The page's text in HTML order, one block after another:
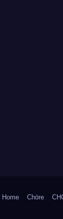
Home Chöre